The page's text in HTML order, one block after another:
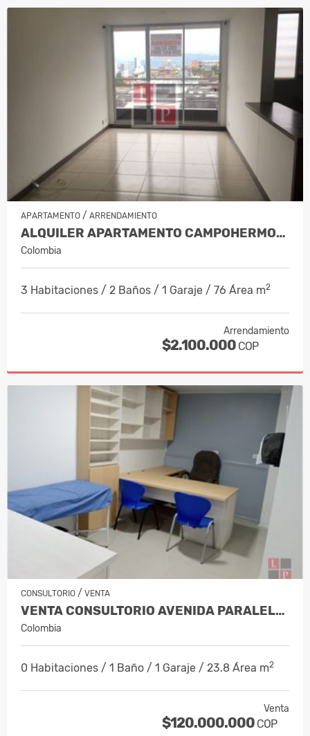
APARTAMENTO / ARRENDAMIENTO
ALQUILER APARTAMENTO CAMPOHERMOSO…
Colombia
3 Habitaciones / 2 Baños / 1 Garaje / 76 Área m2
Arrendamiento
$2.100.000 COP
CONSULTORIO / VENTA
VENTA CONSULTORIO AVENIDA PARALELA MA…
Colombia
0 Habitaciones / 1 Baño / 1 Garaje / 23.8 Área m2
Venta
$120.000.000 COP